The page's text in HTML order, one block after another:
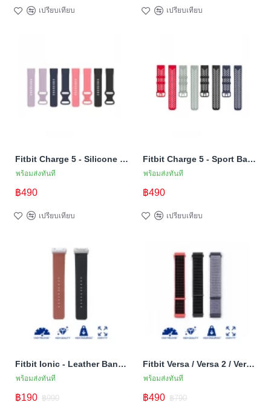
เปรียบเทียบ เปรียบเทียบ
Fitbit Charge 5 - Silicone Band (TSM Band) สายซิลิโคน (S/M) (Premium)
พร้อมส่งทันที
฿490
เปรียบเทียบ
Fitbit Charge 5 - Sport Band (TSM Band) สายสปอร์ต (S/M) (Premium)
พร้อมส่งทันที
฿490
เปรียบเทียบ
Fitbit Ionic - Leather Band (TSM Band) สายหนัง (Premium)
พร้อมส่งทันที
฿190 ฿990
Fitbit Versa / Versa 2 / Versa Lite - Nylon Band (S/M) (TSM Band) สายไนล่อน (Premium)
พร้อมส่งทันที
฿490 ฿790